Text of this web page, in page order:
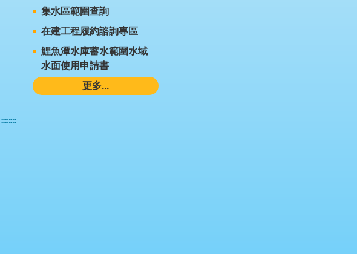
集水區範圍查詢
在建工程履約諮詢專區
鯉魚潭水庫蓄水範圍水域
水面使用申請書
更多...